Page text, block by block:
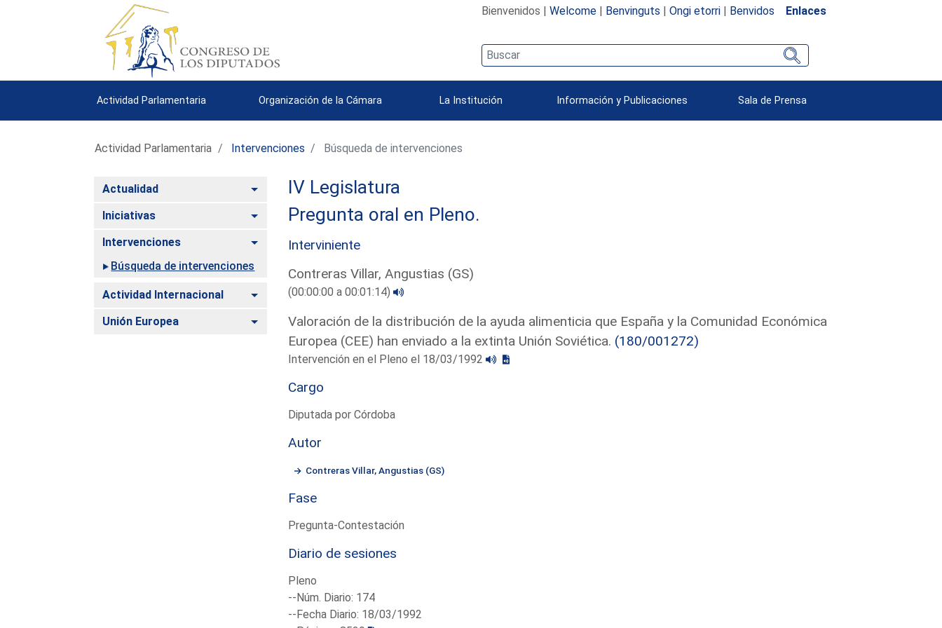
Bienvenidos | Welcome| Benvinguts | Ongi etorri| Benvidos Enlaces
Actividad Parlamentaria Organización de la Cámara La Institución Información y Publicaciones Sala de Prensa
Actividad Parlamentaria Intervenciones Búsqueda de intervenciones
Actualidad Alternar
Iniciativas Alternar
Intervenciones
Alternar
Búsqueda de intervenciones
Actividad Internacional Alternar
Unión Europea Alternar
IV Legislatura
Pregunta oral en Pleno.
Interviniente
Contreras Villar, Angustias (GS)
(00:00:00 a 00:01:14)
Valoración de la distribución de la ayuda alimenticia que España y la Comunidad Económica
Europea (CEE) han enviado a la extinta Unión Soviética. (180/001272)
Intervención en el Pleno el 18/03/1992
Cargo
Diputada por Córdoba
Autor
Contreras Villar, Angustias (GS)
Fase
Pregunta-Contestación
Diario de sesiones
Pleno
--Núm. Diario: 174
--Fecha Diario: 18/03/1992